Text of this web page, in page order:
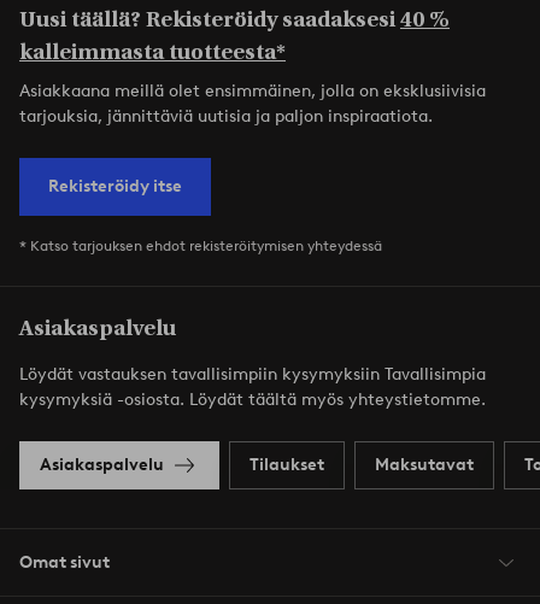
Uusi täällä? Rekisteröidy saadaksesi40 %
kalleimmasta tuotteesta*
Asiakkaana meillä olet ensimmäinen, jolla on eksklusiivisia
tarjouksia, jännittäviä uutisia ja paljon inspiraatiota.
Rekisteröidy itse
* Katso tarjouksen ehdot rekisteröitymisen yhteydessä
Asiakaspalvelu
Löydät vastauksen tavallisimpiin kysymyksiin Tavallisimpia
kysymyksiä -osiosta. Löydät täältä myös yhteystietomme.
Asiakaspalvelu Tilaukset Maksutavat
Omat sivut